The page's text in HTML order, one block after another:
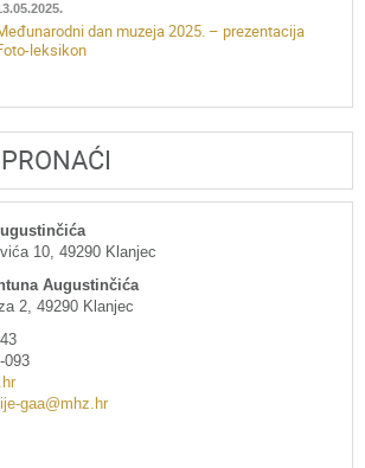
dan muzeja 2025. – prezentacija
leksikon
10, 49290 Klanjec
Augustinčića
2, 49290 Klanjec
093
gaa@mhz.hr